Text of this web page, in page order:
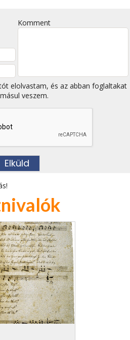
Komment
elolvastam, és az abban foglaltakat
veszem.